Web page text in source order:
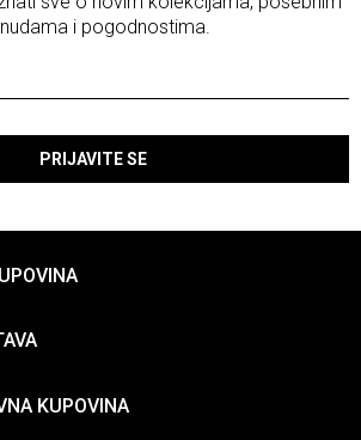
i pogodnostima.
PRIJAVITE SE
KUPOVINA